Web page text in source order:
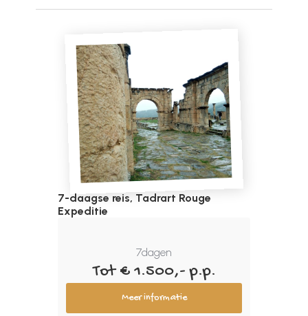
7-daagse reis, Tadrart Rouge
Expeditie
7dagen
Tot € 1.500,- p.p.
Meer informatie